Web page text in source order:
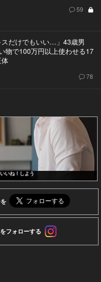
59
スだけでもいい…」43歳男
物で100万円以上使わせる17
78
いね！しよう
フォローする